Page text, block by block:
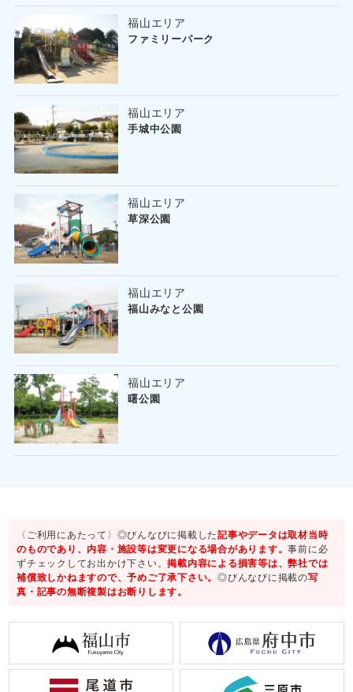
福山エリア
ファミリーパーク
福山エリア
手城中公園
福山エリア
草深公園
福山エリア
福山みなと公園
福山エリア
曙公園
〈ご利用にあたって〉◎びんなびに掲載した記事やデータは取材当時
のものであり、内容・施設等は変更になる場合があります。事前に必
ずチェックしてお出かけ下さい。掲載内容による損害等は、弊社では
補償致しかねますので、予めご了承下さい。◎びんなびに掲載の写
真・記事の無断複製はお断りします。